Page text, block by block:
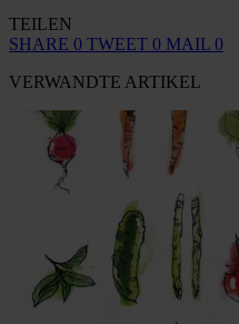
TEILEN
SHARE 0 TWEET 0 MAIL 0
VERWANDTE ARTIKEL